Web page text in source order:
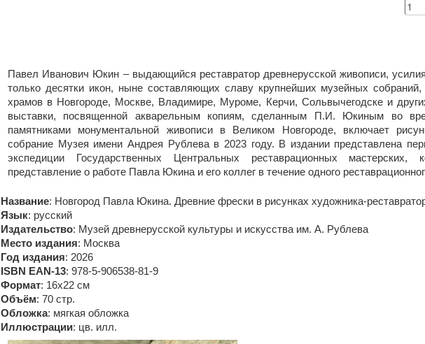
Павел Иванович Юкин – выдающийся реставратор древнерусской живописи,
только десятки икон, ныне составляющих славу крупнейших музейных
храмов в Новгороде, Москве, Владимире, Муроме, Керчи, Сольвычегодске и
выставки, посвященной акварельным копиям, сделанным П.И. Юкиным во
памятниками монументальной живописи в Великом Новгороде, включает
собрание Музея имени Андрея Рублева в 2023 году. В издании представлена
экспедиции Государственных Центральных реставрационных мастерских,
представление о работе Павла Юкина и его коллег в течение одного
Название: Новгород Павла Юкина. Древние фрески в рисунках художника-
Язык: русский
Издательство: Музей древнерусской культуры и искусства им. А. Рублева
Место издания: Москва
Год издания: 2026
ISBN EAN-13: 978-5-906538-81-9
Формат: 16х22 см
Объём: 70 стр.
Обложка: мягкая обложка
Иллюстрации: цв. илл.